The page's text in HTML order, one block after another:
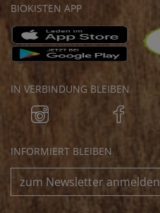
BIOKISTEN APP
IN VERBINDUNG BLEIBEN
INFORMIERT BLEIBEN
zum Newsletter anmelden